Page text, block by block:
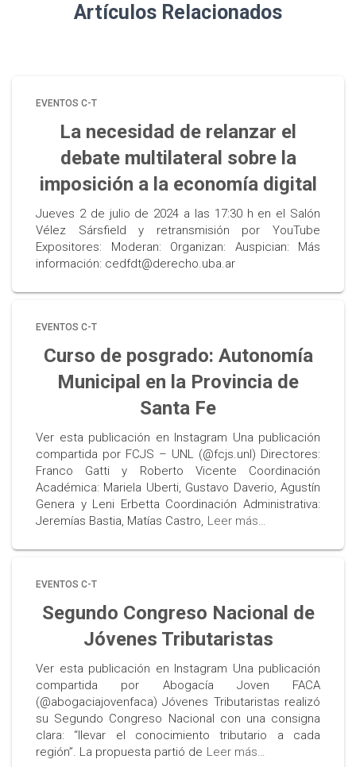
Artículos Relacionados
EVENTOS C-T
La necesidad de relanzar el
debate multilateral sobre la
imposición a la economía digital
Jueves 2 de julio de 2024 a las 17:30 h en el Salón
Vélez Sársfield y retransmisión por YouTube
Expositores: Moderan: Organizan: Auspician: Más
información: cedfdt@derecho.uba.ar
EVENTOS C-T
Curso de posgrado: Autonomía
Municipal en la Provincia de
Santa Fe
Ver esta publicación en Instagram Una publicación
compartida por FCJS – UNL (@fcjs.unl) Directores:
Franco Gatti y Roberto Vicente Coordinación
Académica: Mariela Uberti, Gustavo Daverio, Agustín
Genera y Leni Erbetta Coordinación Administrativa:
Jeremías Bastia, Matías Castro, Leer más…
EVENTOS C-T
Segundo Congreso Nacional de
Jóvenes Tributaristas
Ver esta publicación en Instagram Una publicación
compartida por Abogacía Joven FACA
(@abogaciajovenfaca) Jóvenes Tributaristas realizó
su Segundo Congreso Nacional con una consigna
clara: “llevar el conocimiento tributario a cada
región”. La propuesta partió de Leer más…